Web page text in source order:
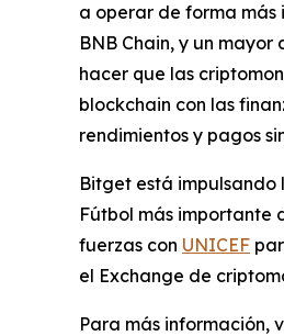
a operar de forma más
BNB Chain, y un
hacer que las
blockchain con las
rendimientos y pagos
Bitget está
Fútbol más importante
fuerzas con UNICEF
el Exchange de
Para más información,